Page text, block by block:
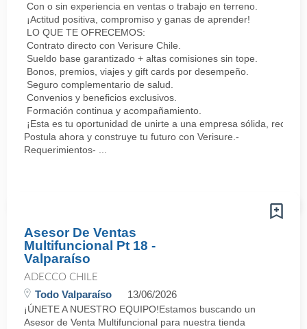
Con o sin experiencia en ventas o trabajo en terreno.
¡Actitud positiva, compromiso y ganas de aprender!
LO QUE TE OFRECEMOS:
Contrato directo con Verisure Chile.
Sueldo base garantizado + altas comisiones sin tope.
Bonos, premios, viajes y gift cards por desempeño.
Seguro complementario de salud.
Convenios y beneficios exclusivos.
Formación continua y acompañamiento.
¡Esta es tu oportunidad de unirte a una empresa sólida,
Postula ahora y construye tu futuro con Verisure.-
Requerimientos- ...
Asesor De Ventas
Multifuncional Pt 18 -
Valparaíso
ADECCO CHILE
Todo Valparaíso 13/06/2026
¡ÚNETE A NUESTRO EQUIPO!Estamos buscando un
Asesor de Venta Multifuncional para nuestra tienda